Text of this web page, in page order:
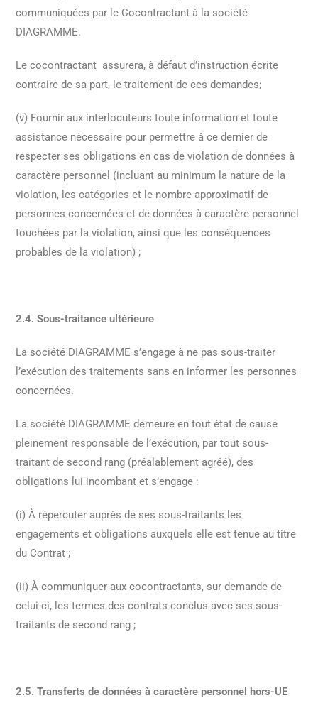
communiquées par le Cocontractant à la société
DIAGRAMME.
Le cocontractant assurera, à défaut d’instruction écrite
contraire de sa part, le traitement de ces demandes;
(v) Fournir aux interlocuteurs toute information et toute
assistance nécessaire pour permettre à ce dernier de
respecter ses obligations en cas de violation de données à
caractère personnel (incluant au minimum la nature de la
violation, les catégories et le nombre approximatif de
personnes concernées et de données à caractère personnel
touchées par la violation, ainsi que les conséquences
probables de la violation) ;
2.4. Sous-traitance ultérieure
La société DIAGRAMME s’engage à ne pas sous-traiter
l’exécution des traitements sans en informer les personnes
concernées.
La société DIAGRAMME demeure en tout état de cause
pleinement responsable de l’exécution, par tout sous-
traitant de second rang (préalablement agréé), des
obligations lui incombant et s’engage :
(i) À répercuter auprès de ses sous-traitants les
engagements et obligations auxquels elle est tenue au titre
du Contrat ;
(ii) À communiquer aux cocontractants, sur demande de
celui-ci, les termes des contrats conclus avec ses sous-
traitants de second rang ;
2.5. Transferts de données à caractère personnel hors-UE